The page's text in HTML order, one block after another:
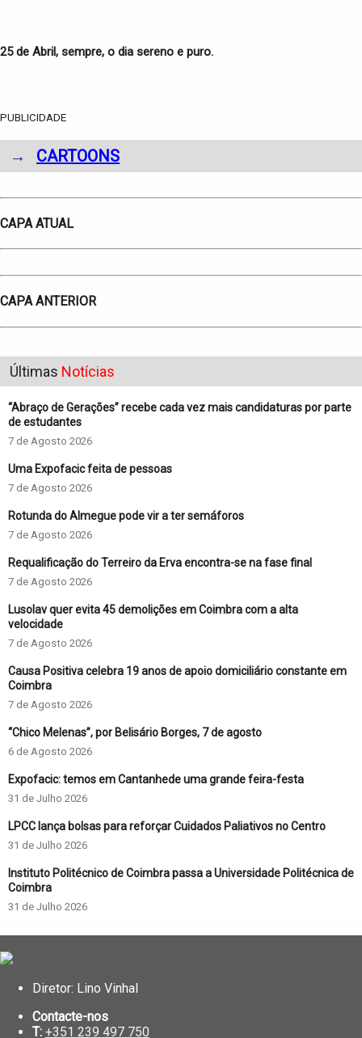
25 de Abril, sempre, o dia sereno e puro.
PUBLICIDADE
→ CARTOONS
CAPA ATUAL
CAPA ANTERIOR
Últimas Notícias
“Abraço de Gerações” recebe cada vez mais candidaturas por parte
de estudantes
7 de Agosto 2026
Uma Expofacic feita de pessoas
7 de Agosto 2026
Rotunda do Almegue pode vir a ter semáforos
7 de Agosto 2026
Requalificação do Terreiro da Erva encontra-se na fase final
7 de Agosto 2026
Lusolav quer evita 45 demolições em Coimbra com a alta
velocidade
7 de Agosto 2026
Causa Positiva celebra 19 anos de apoio domiciliário constante em
Coimbra
7 de Agosto 2026
“Chico Melenas”, por Belisário Borges, 7 de agosto
6 de Agosto 2026
Expofacic: temos em Cantanhede uma grande feira-festa
31 de Julho 2026
LPCC lança bolsas para reforçar Cuidados Paliativos no Centro
31 de Julho 2026
Instituto Politécnico de Coimbra passa a Universidade Politécnica de
Coimbra
31 de Julho 2026
Diretor: Lino Vinhal
Contacte-nos
T: +351 239 497 750